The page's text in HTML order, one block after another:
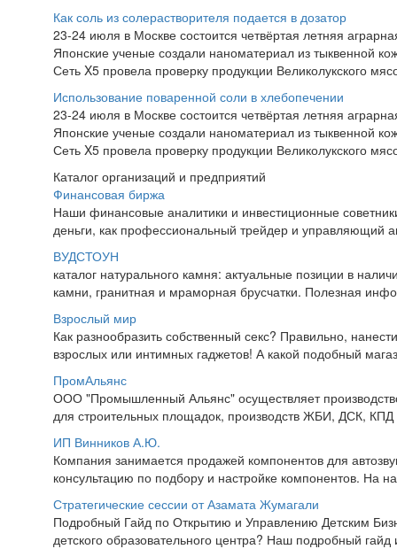
Как соль из солерастворителя подается в дозатор
23-24 июля в Москве состоится четвёртая летняя
Японские ученые создали наноматериал из тыквенной
Сеть X5 провела проверку продукции Великолукского
Использование поваренной соли в хлебопечении
23-24 июля в Москве состоится четвёртая летняя
Японские ученые создали наноматериал из тыквенной
Сеть X5 провела проверку продукции Великолукского
Каталог организаций и предприятий
Финансовая биржа
Наши финансовые аналитики и инвестиционные
деньги, как профессиональный трейдер и управляющий
ВУДСТОУН
каталог натурального камня: актуальные позиции в
камни, гранитная и мраморная брусчатки. Полезная
Взрослый мир
Как разнообразить собственный секс? Правильно,
взрослых или интимных гаджетов! А какой подобный
ПромАльянс
ООО "Промышленный Альянс" осуществляет
для строительных площадок, производств ЖБИ, ДСК,
ИП Винников А.Ю.
Компания занимается продажей компонентов для
консультацию по подбору и настройке компонентов. На
Стратегические сессии от Азамата Жумагали
Подробный Гайд по Открытию и Управлению Детским
детского образовательного центра? Наш подробный